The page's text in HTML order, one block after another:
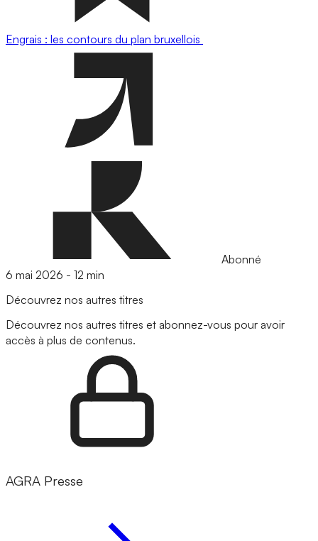
Engrais : les contours du plan bruxellois
Abonné
6 mai 2026 - 12 min
Découvrez nos autres titres
Découvrez nos autres titres et abonnez-vous pour avoir
accès à plus de contenus.
AGRA Presse